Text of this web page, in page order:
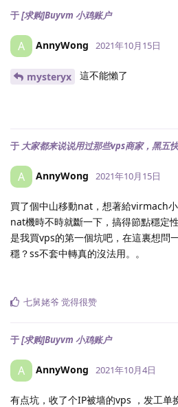
于[求购]Buyvm 小鸡账户
A AnnyWong 2021年10月15日
mysteryx 這不能懶了
于 大家都来说说用过那些vps商家，黑五
A AnnyWong 2021年10月15日
買了個中山移動nat，想著給virmach
nat機時不時就斷一下，搞得節點穩定
是我買vps的第一個坑吧，在這裏想問
穩？ss不套中轉真的沒法用。。
七舅姥爷 觉得很赞
于[求购]Buyvm 小鸡账户
A AnnyWong 2021年10月4日
有点坑，收了个IP被墙的vps ，发工单